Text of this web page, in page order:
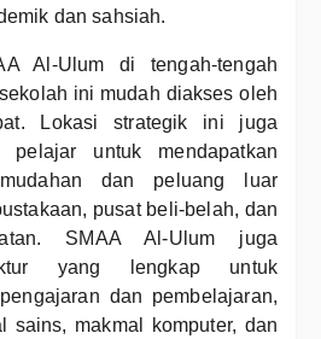
dan sahsiah.
Al-Ulum di tengah-tengah
ini mudah diakses oleh
Lokasi strategik ini juga
pelajar untuk mendapatkan
dan peluang luar
pusat beli-belah, dan
SMAA Al-Ulum juga
yang lengkap untuk
dan pembelajaran,
sains, makmal komputer, dan